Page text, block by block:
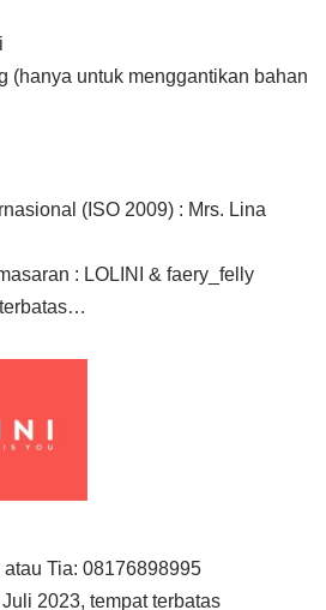
(hanya untuk menggantikan bahan
(ISO 2009) : Mrs. Lina
: LOLINI & faery_felly
Tia: 08176898995
2023, tempat terbatas